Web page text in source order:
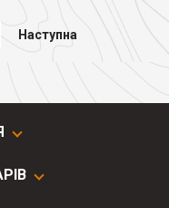
Наступна